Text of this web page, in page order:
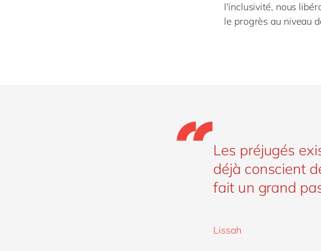
l'inclusivité, nous
le progrès au niveau
Les préjugés
déjà conscient
fait un grand
Lissah